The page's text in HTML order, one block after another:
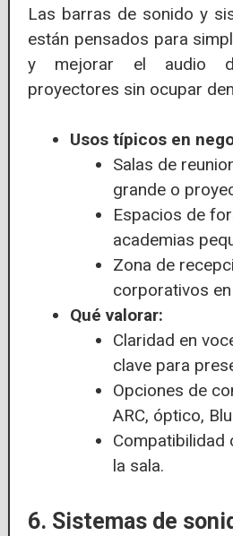
Las barras de sonido y
están pensados para
y mejorar el audio
proyectores sin ocupar
Usos típicos en
Salas de
grande o
Espacios de
academias
Zona de
corporativos
Qué valorar:
Claridad en
clave para
Opciones de
ARC, óptico,
Compatibilidad
la sala.
6. Sistemas de